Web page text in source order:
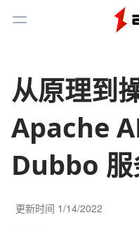
Toggle Menu
从原理到
Apache
Dubbo 服
更新时间 1/14/2022